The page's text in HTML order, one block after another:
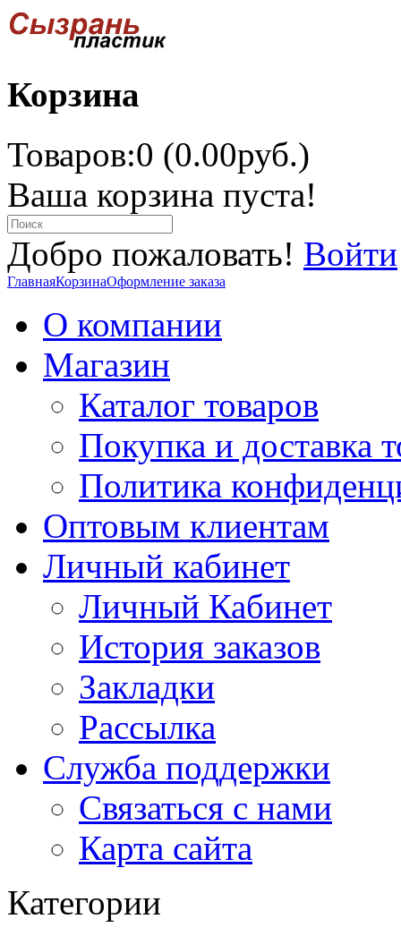
Корзина
Товаров:0 (0.00руб.)
Ваша корзина пуста!
Добро пожаловать! Войти
ГлавнаяКорзинаОформление заказа
О компании
Магазин
Каталог товаров
Покупка и доставка
Политика
Оптовым клиентам
Личный кабинет
Личный Кабинет
История заказов
Закладки
Рассылка
Служба поддержки
Связаться с нами
Карта сайта
Категории